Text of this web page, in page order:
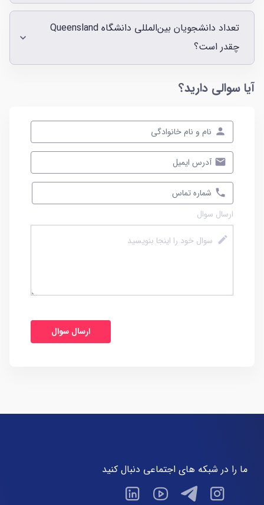
تعداد دانشجویان بین‌المللی دانشگاه Queensland
چقدر است؟
آیا سوالی دارید؟
ارسال سوال
ما را در شبکه های اجتماعی دنبال کنید